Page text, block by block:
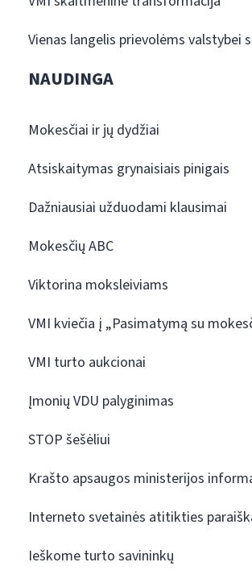
Vienas langelis prievolėms valstybei
NAUDINGA
Mokesčiai ir jų dydžiai
Atsiskaitymas grynaisiais pinigais
Dažniausiai užduodami klausimai
Mokesčių ABC
Viktorina moksleiviams
VMI kviečia į „Pasimatymą su
VMI turto aukcionai
Įmonių VDU palyginimas
STOP šešėliui
Krašto apsaugos ministerijos
Interneto svetainės atitikties
Ieškome turto savininkų